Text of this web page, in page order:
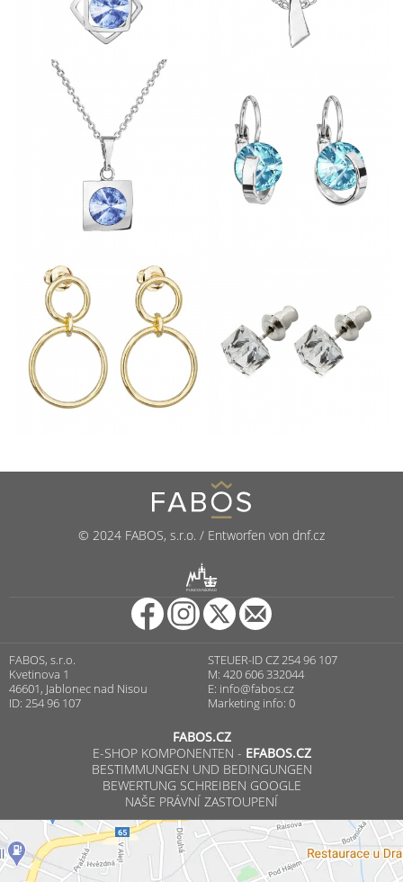
© 2024 FABOS, s.r.o. / Entworfen von dnf.cz
PUNCOVNÍ ÚŘAD
FABOS, s.r.o.
Kvetinova 1
46601, Jablonec nad Nisou
ID: 254 96 107
STEUER-ID CZ 254 96 107
M: 420 606 332044
E: info@fabos.cz
Marketing info: 0
FABOS.CZ
E-SHOP KOMPONENTEN - EFABOS.CZ
BESTIMMUNGEN UND BEDINGUNGEN
BEWERTUNG SCHREIBEN GOOGLE
NAŠE PRÁVNÍ ZASTOUPENÍ